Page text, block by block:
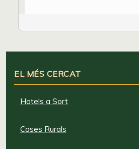
EL MÉS CERCAT
Hotels a Sort
Cases Rurals